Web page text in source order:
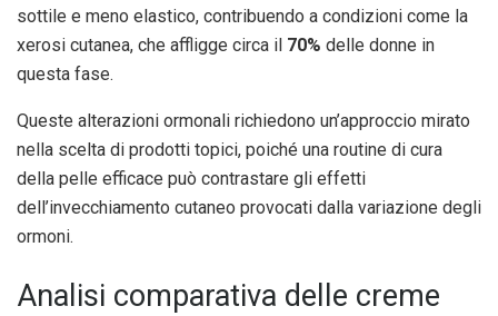
sottile e meno elastico, contribuendo a condizioni come la
xerosi cutanea, che affligge circa il 70% delle donne in
questa fase.
Queste alterazioni ormonali richiedono un’approccio mirato
nella scelta di prodotti topici, poiché una routine di cura
della pelle efficace può contrastare gli effetti
dell’invecchiamento cutaneo provocati dalla variazione degli
ormoni.
Analisi comparativa delle creme